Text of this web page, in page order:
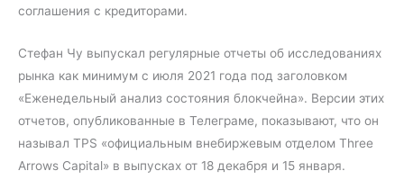
соглашения с кредиторами.
Стефан Чу выпускал регулярные отчеты об исследованиях
рынка как минимум с июля 2021 года под заголовком
«Еженедельный анализ состояния блокчейна». Версии этих
отчетов, опубликованные в Телеграме, показывают, что он
называл TPS «официальным внебиржевым отделом Three
Arrows Capital» в выпусках от 18 декабря и 15 января.